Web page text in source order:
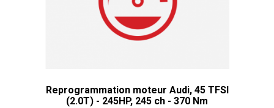
Reprogrammation moteur Audi, 45 TFSI
(2.0T) - 245HP, 245 ch - 370 Nm